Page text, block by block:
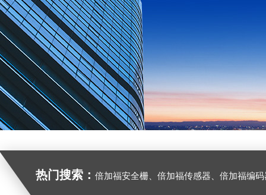
热门搜索： 倍加福安全栅、倍加福传感器、倍加福编码器、倍加福超声波传感器、松下伺服驱动器、松下伺